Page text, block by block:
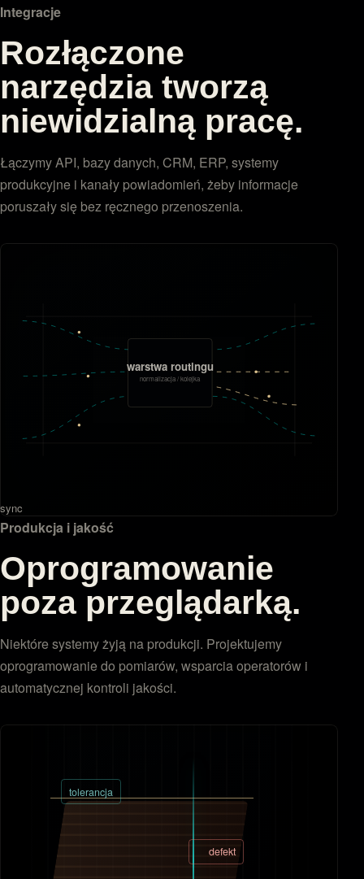
Integracje
Rozłączone
narzędzia tworzą
niewidzialną pracę.
Łączymy API, bazy danych, CRM, ERP, systemy
produkcyjne i kanały powiadomień, żeby informacje
poruszały się bez ręcznego przenoszenia.
warstwa routingu
normalizacja / kolejka
API
webhook
sync
Produkcja i jakość
Oprogramowanie
poza przeglądarką.
Niektóre systemy żyją na produkcji. Projektujemy
oprogramowanie do pomiarów, wsparcia operatorów i
automatycznej kontroli jakości.
tolerancja
defekt